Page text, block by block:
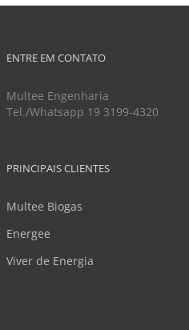
ENTRE EM CONTATO
Multee Engenharia
Tel./Whatsapp 19 3199-4320
PRINCIPAIS CLIENTES
Multee Biogas
Energee
Viver de Energia